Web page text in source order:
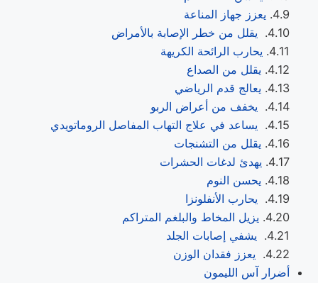
يعزز جهاز المناعة
يقلل من خطر الإصابة بالأمراض
يحارب الرائحة الكريهة
يقلل من الصداع
يعالج قدم الرياضي
يخفف من أعراض الربو
يساعد في علاج التهاب المفاصل الروماتويدي
يقلل من التشنجات
يهدئ لدغات الحشرات
يحسن النوم
يحارب الأنفلونزا
يزيل المخاط والبلغم المتراكم
يشفي إصابات الجلد
يعزز فقدان الوزن
أضرار آس الليمون